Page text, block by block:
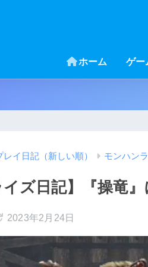
ホーム ゲー
レイ日記（新しい順） モンハン
イズ日記】『操竜
2023年2月24日